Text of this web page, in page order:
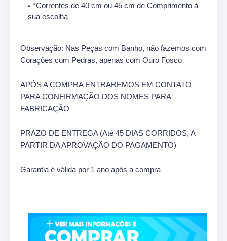
*Correntes de 40 cm ou 45 cm de Comprimento á
sua escolha
Observação: Nas Peças com Banho, não fazemos com
Corações com Pedras, apenas com Ouro Fosco
APÓS A COMPRA ENTRAREMOS EM CONTATO
PARA CONFIRMAÇÃO DOS NOMES PARA
FABRICAÇÃO
PRAZO DE ENTREGA (Até 45 DIAS CORRIDOS, A
PARTIR DA APROVAÇÃO DO PAGAMENTO)
Garantia é válida por 1 ano após a compra